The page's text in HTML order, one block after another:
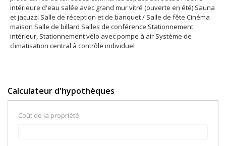
intérieure d'eau salée avec grand mur vitré (ouverte en été) Sauna
et jacuzzi Salle de réception et de banquet / Salle de fête Cinéma
maison Salle de billard Salles de conférence Stationnement
intérieur, Stationnement vélo avec pompe à air Système de
climatisation central à contrôle individuel
Calculateur d'hypothèques
Coût de la propriété